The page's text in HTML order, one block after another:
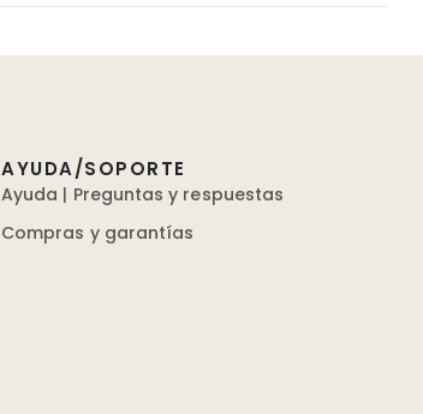
AYUDA/SOPORTE
Ayuda | Preguntas y respuestas
Compras y garantías